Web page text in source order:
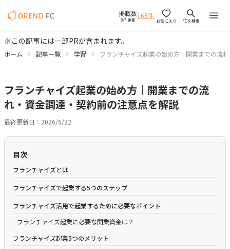
掲載数
8/7 更新 168件
お気に入り FCを検索
※この記事には一部PRが含まれます。
ホーム 記事一覧 学習 フランチャイズ起業の始め方｜開業までの流
フランチャイズ起業の始め方｜開業までの流
れ・資金調達・契約前の注意点を解説
最終更新日： 2026/5/22
目次
フランチャイズとは
フランチャイズで起業する5つのステップ
フランチャイズ活用で起業するために必要なポイント
フランチャイズ起業に必要な開業資金は？
フランチャイズ起業5つのメリット